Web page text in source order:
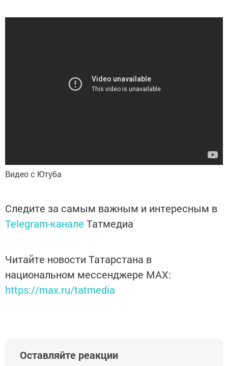
Видео с Ютуба
Следите за самым важным и интересным в
Telegram-канале Татмедиа
Читайте новости Татарстана в
национальном мессенджере MАХ:
https://max.ru/tatmedia
Оставляйте реакции